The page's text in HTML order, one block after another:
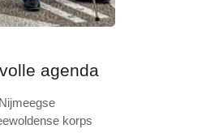
agenda
korps